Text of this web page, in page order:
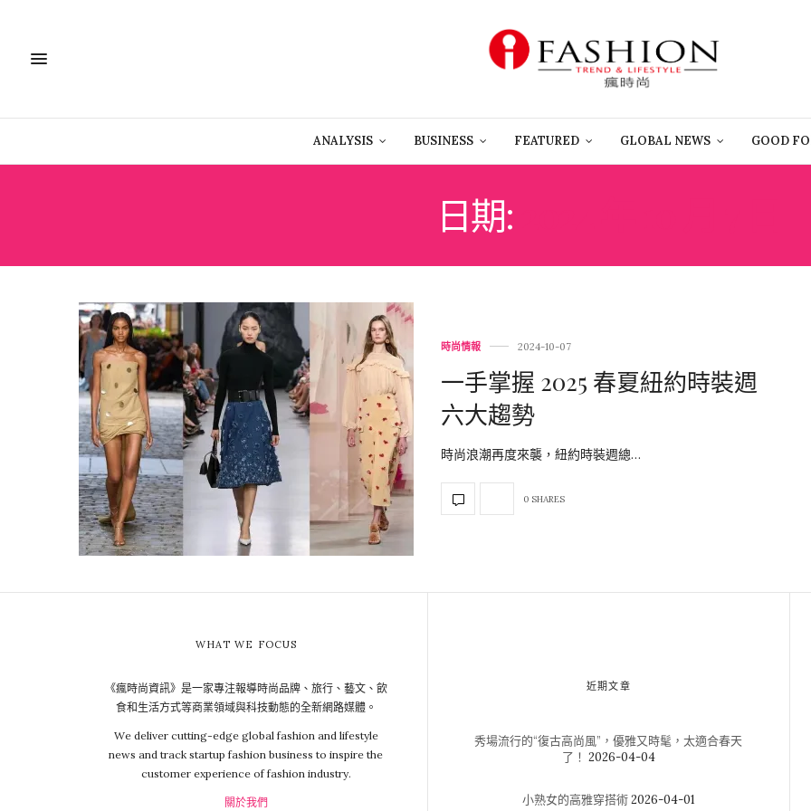
ANALYSIS BUSINESS FEATURED GLOBAL NEWS GOOD
日期:
時尚情報 2024-10-07
一手掌握 2025 春夏紐約時裝週
六大趨勢
時尚浪潮再度來襲，紐約時裝週總…
0 SHARES
WHAT WE FOCUS
《瘋時尚資訊》是一家專注報導時尚品牌、旅行、藝文、飲
食和生活方式等商業領域與科技動態的全新網路媒體。
We deliver cutting-edge global fashion and lifestyle
news and track startup fashion business to inspire the
customer experience of fashion industry.
關於我們
近期文章
秀場流行的“復古高尚風”，優雅又時髦，太適合春天
了！ 2026-04-04
小熟女的高雅穿搭術2026-04-01